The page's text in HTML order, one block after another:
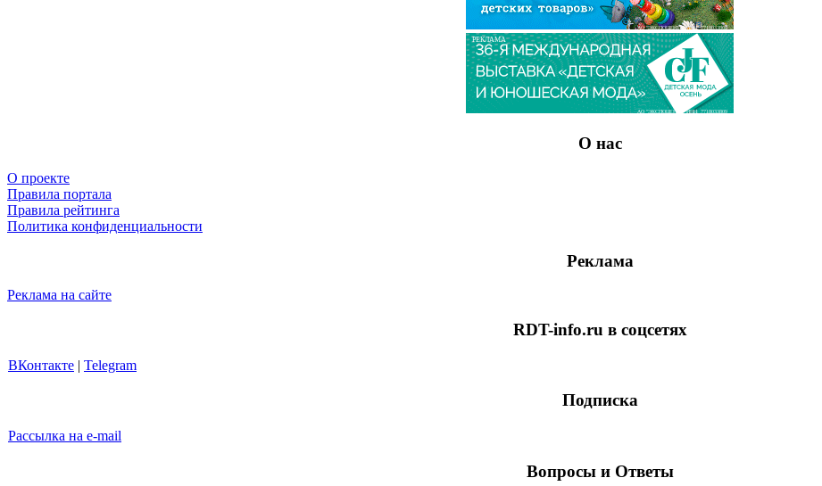
АО "ЭКСПОЦЕНТР" ИНН: 7718033809
РЕКЛАМА
АО "ЭКСПОЦЕНТР" ИНН: 7718033809
О нас
О проекте
Правила портала
Правила рейтинга
Политика конфиденциальности
Реклама
Реклама на сайте
RDT-info.ru в соцсетях
ВКонтакте | Telegram
Подписка
Рассылка на e-mail
Вопросы и Ответы